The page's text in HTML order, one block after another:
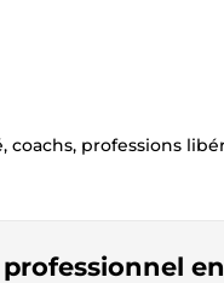
coachs, professions